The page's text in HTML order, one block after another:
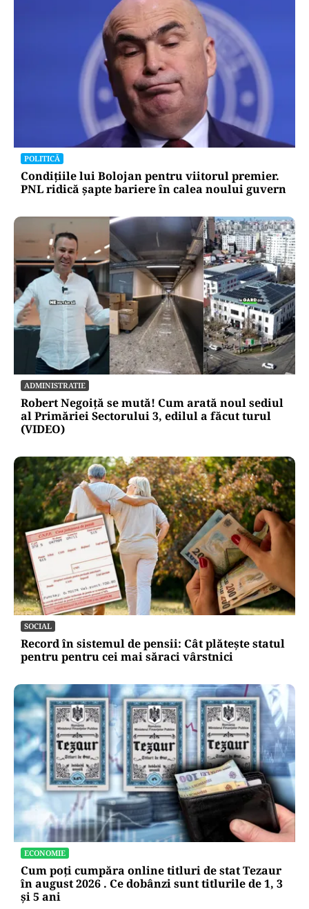
românilor ratingul „Baa3 cu
perspectivă negativă” acordat de
agențiile financiare
Oficiuldestiri.ro
Atacurile cibernetice expun
vulnerabilitățile statului român: ANP
repetă scenariul e‑Terra. Ce ascund
comunicările oficiale și cine răspunde
pentru mentenanța IT a instituțiilor
publice
Alte Articole Importante
POLITICĂ
Condițiile lui Bolojan pentru viitorul premier.
PNL ridică șapte bariere în calea noului guvern
ADMINISTRATIE
Robert Negoiță se mută! Cum arată noul sediul
al Primăriei Sectorului 3, edilul a făcut turul
(VIDEO)
SOCIAL
Record în sistemul de pensii: Cât plătește statul
pentru pentru cei mai săraci vârstnici